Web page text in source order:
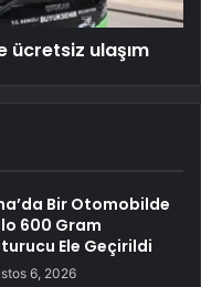
ücretsiz ulaşım
Bir Otomobilde
600 Gram
Ele Geçirildi
6, 2026